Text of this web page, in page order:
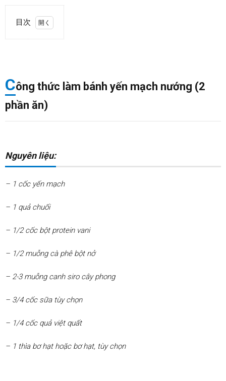
目次
1.
Công
mạch
nướng
(2
phần
1.2.
Cách
làm:
Công thức làm bánh yến mạch nướng (2
phần ăn)
Nguyên liệu:
– 1 cốc yến mạch
– 1 quả chuối
– 1/2 cốc bột protein vani
– 1/2 muỗng cà phê bột nở
– 2-3 muỗng canh siro cây phong
– 3/4 cốc sữa tùy chọn
– 1/4 cốc quả việt quất
– 1 thìa bơ hạt hoặc bơ hạt, tùy chọn